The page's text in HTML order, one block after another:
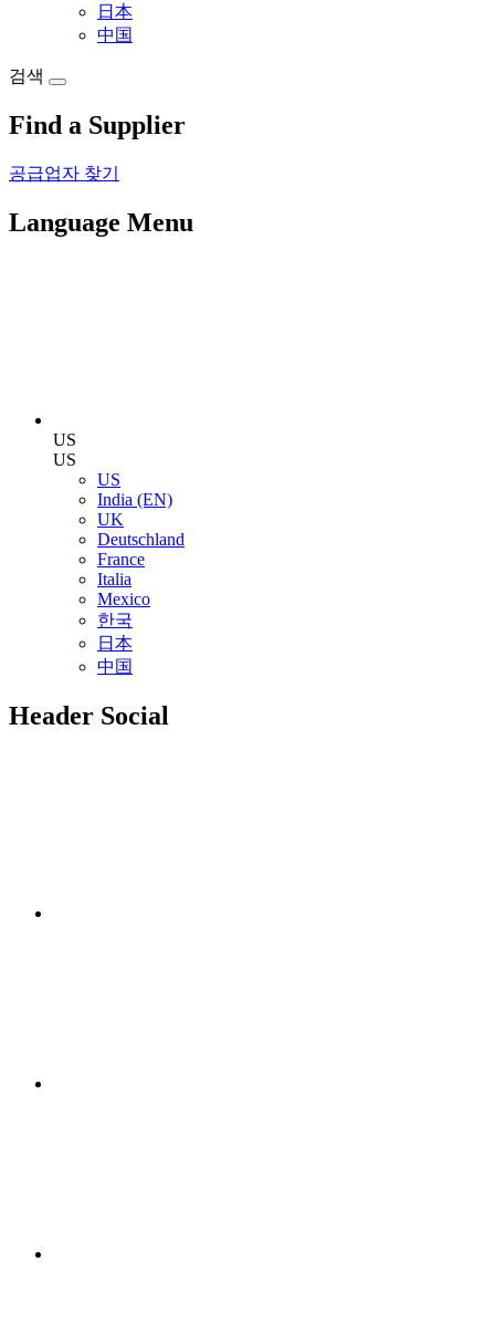
日本
中国
검색
Find a Supplier
공급업자 찾기
Language Menu
US
US
US
India (EN)
UK
Deutschland
France
Italia
Mexico
한국
日本
中国
Header Social